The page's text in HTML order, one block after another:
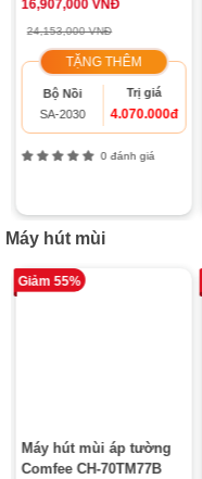
16,907,000 VNĐ
24,153,000 VNĐ
TẶNG THÊM
Bộ Nồi
SA-2030
Trị giá
4.070.000đ
0 đánh giá
Máy hút mùi
Giảm 55%
Máy hút mùi áp tường
Comfee CH-70TM77B